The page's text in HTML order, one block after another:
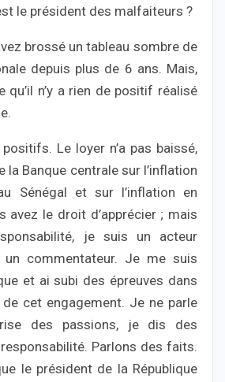
le président des malfaiteurs ?
brossé un tableau sombre de
depuis plus de 6 ans. Mais,
qu’il n’y a rien de positif réalisé
Le loyer n’a pas baissé,
la Banque centrale sur l’inflation
Sénégal et sur l’inflation en
avez le droit d’apprécier ; mais
je suis un acteur
commentateur. Je me suis
et ai subi des épreuves dans
cet engagement. Je ne parle
des passions, je dis des
Parlons des faits.
le président de la République